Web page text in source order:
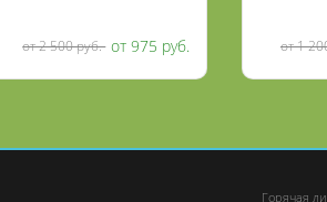
от 2 500 руб. от 975 руб. от 1
Горячая